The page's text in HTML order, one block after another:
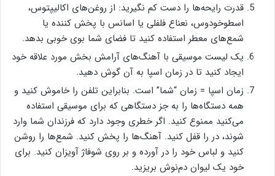
قدرت رایحه‌ها را دست کم نگیرید: از روغن‌های اکالیپتوس،
اسطوخودوس، نعناع فلفلی یا اسانس با پخش کننده یا
شمع‌های معطر استفاده کنید تا فضای شما بوی خوبی بدهد.
یک لیست موسیقی با آهنگ‌های آرامش بخش مورد علاقه خود
ایجاد کنید تا در زمان اسپا به آن گوش دهید.
زمان اسپا = زمان “شما” است. بنابراین تلفن را خاموش کنید و
همه دستگاه‌ها را به جز دستگاهی که برای موسیقی استفاده
می‌کنید ممنوع کنید. اگر خطری وجود دارد که فرزندان شما وارد
شوند، در را قفل کنید. آهنگ‌ها را پخش کنید. شمع‌ها را روشن
کنید و لباس خود را در آورده و بر روی شوفاژ آویزان کنید. برای
خود یک لیوان دم‌نوش بریزید.